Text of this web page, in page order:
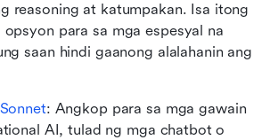
reasoning at katumpakan. Isa itong
opsyon para sa mga espesyal na
saan hindi gaanong alalahanin ang
: Angkop para sa mga gawain
AI, tulad ng mga chatbot o